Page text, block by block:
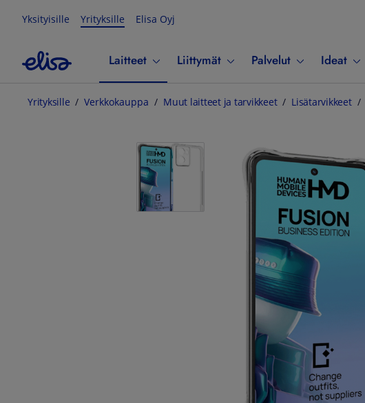
Yksityisille Yrityksille Elisa Oyj
Laitteet Liittymät Palvelut Ideat
Yrityksille Verkkokauppa Muut laitteet ja tarvikkeet Lisätarvikkeet